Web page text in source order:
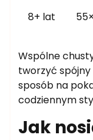
8+ lat
Wspólne
tworzyć
sposób na
codziennym
Jak